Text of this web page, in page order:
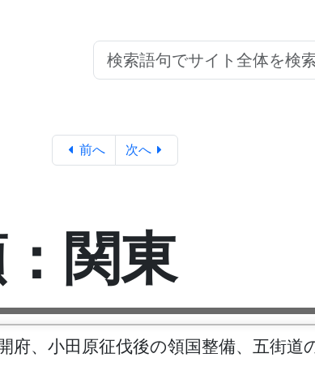
前へ 次へ
関東
府、小田原征伐後の領国整備、五街